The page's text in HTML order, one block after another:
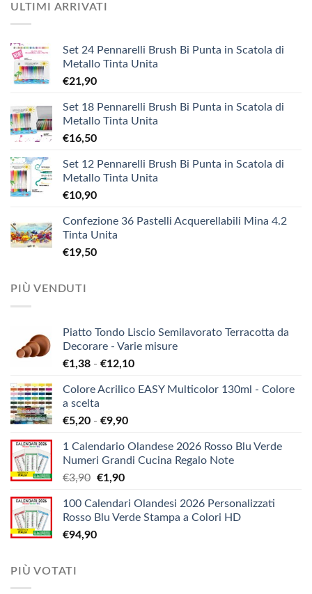
ULTIMI ARRIVATI
Set 24 Pennarelli Brush Bi Punta in Scatola di
Metallo Tinta Unita
€21,90
Set 18 Pennarelli Brush Bi Punta in Scatola di
Metallo Tinta Unita
€16,50
Set 12 Pennarelli Brush Bi Punta in Scatola di
Metallo Tinta Unita
€10,90
Confezione 36 Pastelli Acquerellabili Mina 4.2
Tinta Unita
€19,50
PIÙ VENDUTI
Piatto Tondo Liscio Semilavorato Terracotta da
Decorare - Varie misure
€1,38 - €12,10Fascia
prezzo:
€12,10
Colore Acrilico EASY Multicolor 130ml - Colore
a scelta
€5,20 - €9,90Fascia
prezzo:
da
€9,90
1 Calendario Olandese 2026 Rosso Blu Verde
Numeri Grandi Cucina Regalo Note
€3,90 Il
originale
era:
€3,90.
€1,90Il
attuale
è:
100 Calendari Olandesi 2026 Personalizzati
Rosso Blu Verde Stampa a Colori HD
€94,90
PIÙ VOTATI